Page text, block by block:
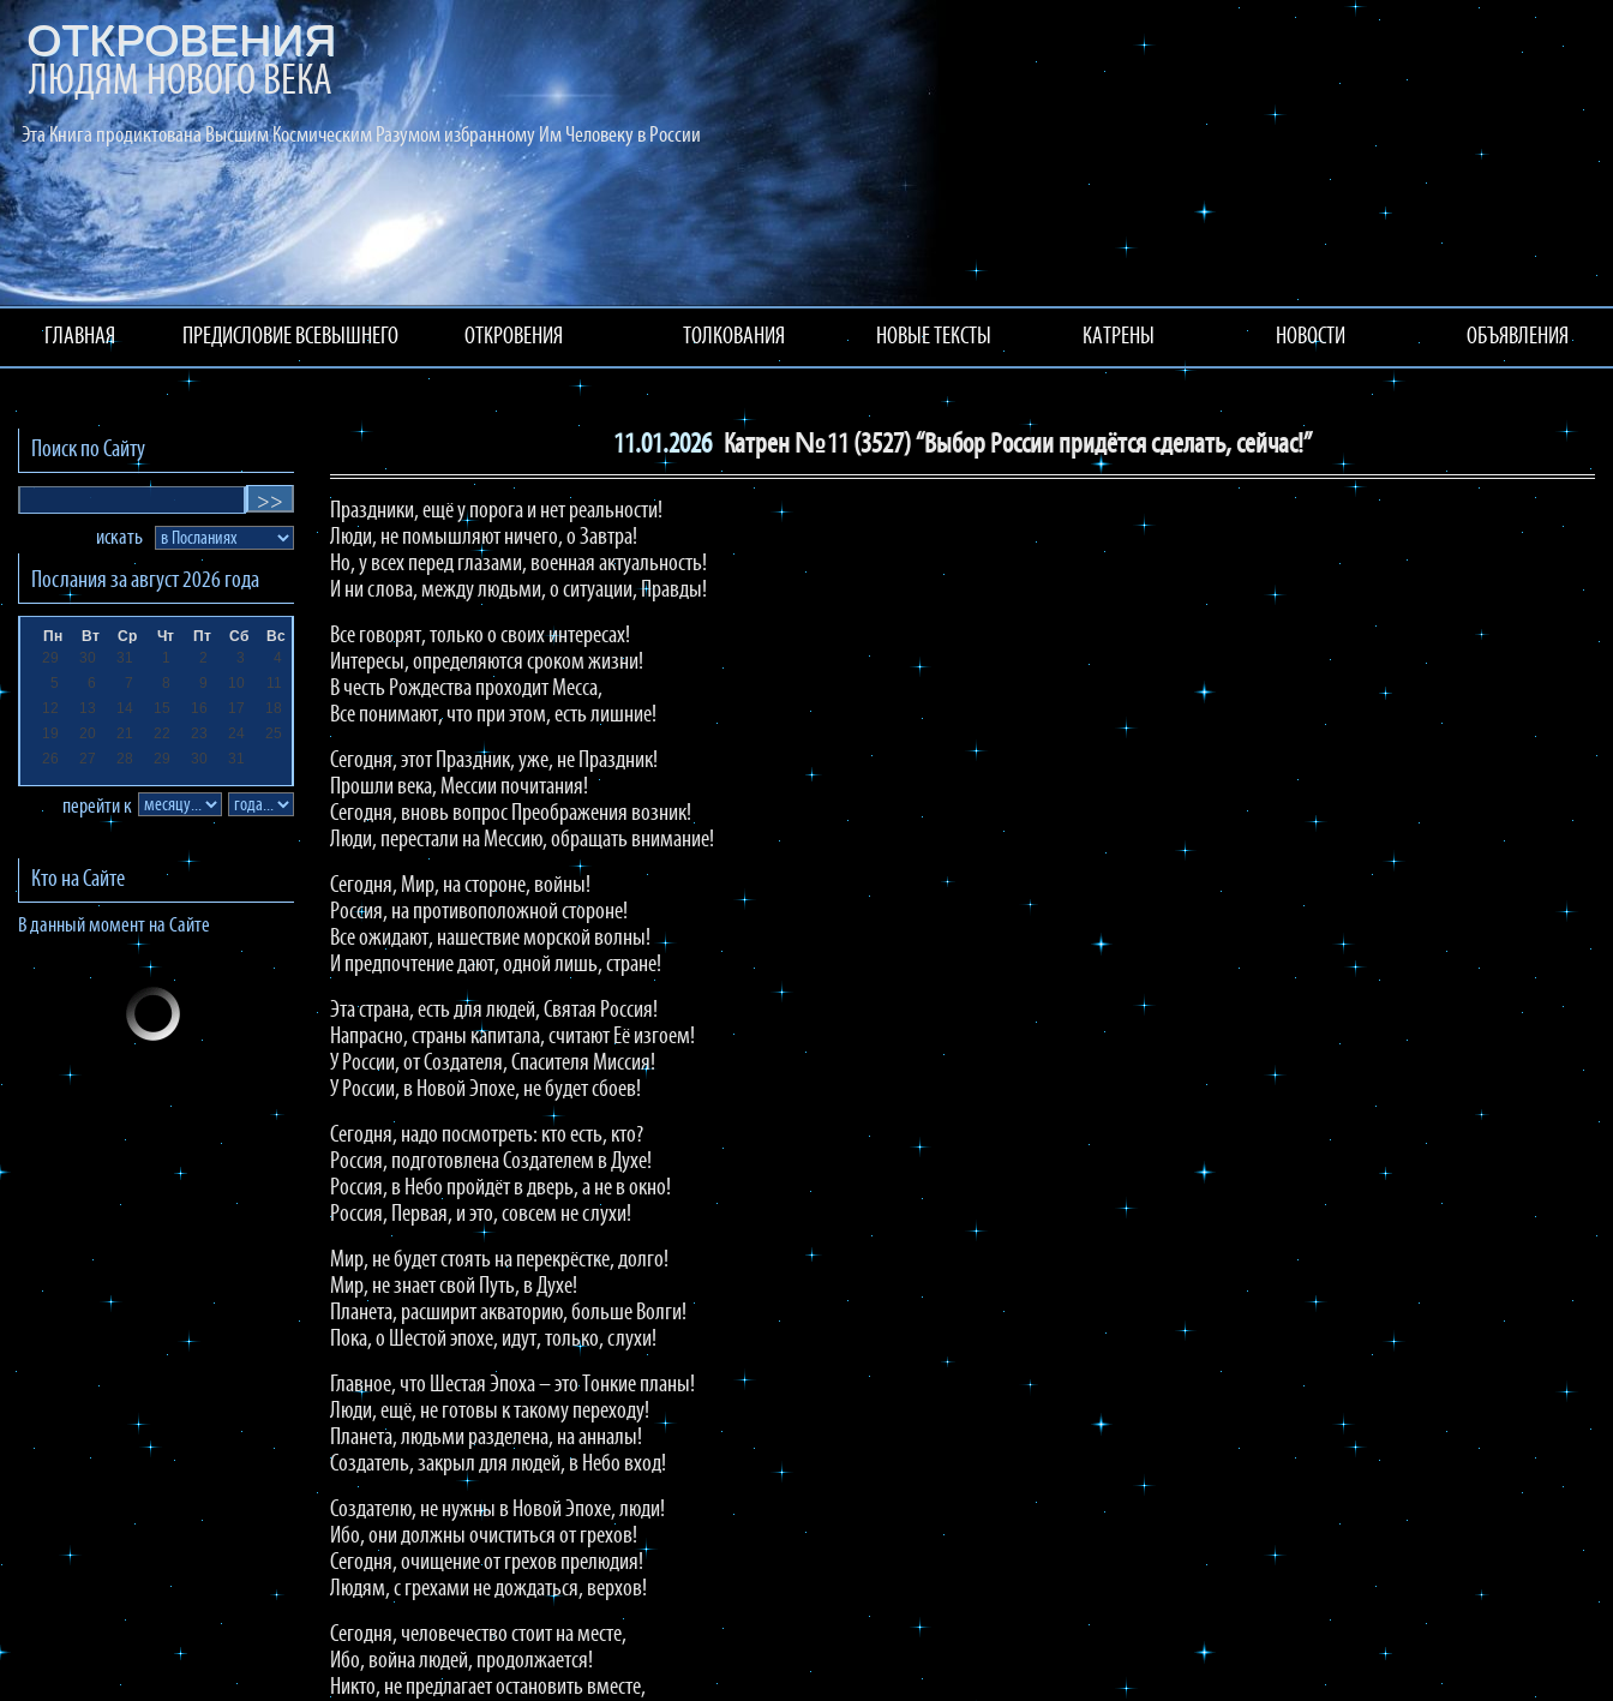
ОТКРОВЕНИЯ
ЛЮДЯМ НОВОГО ВЕКА
Эта Книга продиктована Высшим Космическим Разумом избранному Им Человеку в России
ГЛАВНАЯ ПРЕДИСЛОВИЕ ВСЕВЫШНЕГО ОТКРОВЕНИЯ ТОЛКОВАНИЯ НОВЫЕ ТЕКСТЫ КАТРЕНЫ НОВОСТИ ОБЪЯВЛЕНИЯ
Поиск по Сайту
искать
Послания заавгуст 2026 года
Пн Вт Ср Чт Пт Сб
Вс
29
30 31 1 2 3
4
5
6 7 8 9 10
11
12
13 14 15 16 17
18
19
20 21 22 23 24
25
26
27 28 29 30 31
перейти к
Кто на Сайте
В данный момент на Сайте
11.01.2026 Катрен №11 (3527) “Выбор России придётся сделать, сейчас!”
Праздники, ещё у порога и нет реальности!
Люди, не помышляют ничего, о Завтра!
Но, у всех перед глазами, военная актуальность!
И ни слова, между людьми, о ситуации, Правды!
Все говорят, только о своих интересах!
Интересы, определяются сроком жизни!
В честь Рождества проходит Месса,
Все понимают, что при этом, есть лишние!
Сегодня, этот Праздник, уже, не Праздник!
Прошли века, Мессии почитания!
Сегодня, вновь вопрос Преображения возник!
Люди, перестали на Мессию, обращать внимание!
Сегодня, Мир, на стороне, войны!
Россия, на противоположной стороне!
Все ожидают, нашествие морской волны!
И предпочтение дают, одной лишь, стране!
Эта страна, есть для людей, Святая Россия!
Напрасно, страны капитала, считают Её изгоем!
У России, от Создателя, Спасителя Миссия!
У России, в Новой Эпохе, не будет сбоев!
Сегодня, надо посмотреть: кто есть, кто?
Россия, подготовлена Создателем в Духе!
Россия, в Небо пройдёт в дверь, а не в окно!
Россия, Первая, и это, совсем не слухи!
Мир, не будет стоять на перекрёстке, долго!
Мир, не знает свой Путь, в Духе!
Планета, расширит акваторию, больше Волги!
Пока, о Шестой эпохе, идут, только, слухи!
Главное, что Шестая Эпоха – это Тонкие планы!
Люди, ещё, не готовы к такому переходу!
Планета, людьми разделена, на анналы!
Создатель, закрыл для людей, в Небо вход!
Создателю, не нужны в Новой Эпохе, люди!
Ибо, они должны очиститься от грехов!
Сегодня, очищение от грехов прелюдия!
Людям, с грехами не дождаться, верхов!
Сегодня, человечество стоит на месте,
Ибо, война людей, продолжается!
Никто, не предлагает остановить вместе,